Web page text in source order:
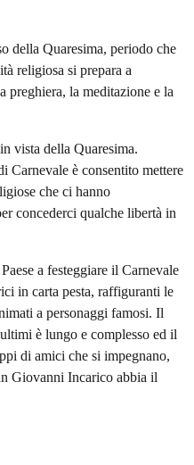
della Quaresima, periodo che
religiosa si prepara a
preghiera, la meditazione e la
vista della Quaresima.
Carnevale è consentito mettere
che ci hanno
concederci qualche libertà in
a festeggiare il Carnevale
in carta pesta, raffiguranti le
a personaggi famosi. Il
è lungo e complesso ed il
di amici che si impegnano,
Giovanni Incarico abbia il